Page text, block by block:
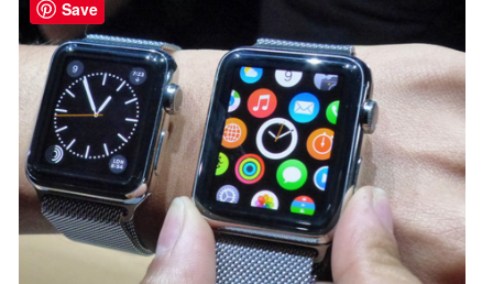
Save